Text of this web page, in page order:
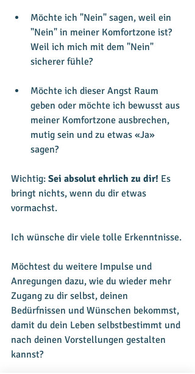
Möchte ich "Nein" sagen, weil ein
"Nein" in meiner Komfortzone ist?
Weil ich mich mit dem "Nein"
sicherer fühle?
Möchte ich dieser Angst Raum
geben oder möchte ich bewusst aus
meiner Komfortzone ausbrechen,
mutig sein und zu etwas «Ja»
sagen?
Wichtig: Sei absolut ehrlich zu dir! Es
bringt nichts, wenn du dir etwas
vormachst.
Ich wünsche dir viele tolle Erkenntnisse.
Möchtest du weitere Impulse und
Anregungen dazu, wie du wieder mehr
Zugang zu dir selbst, deinen
Bedürfnissen und Wünschen bekommst,
damit du dein Leben selbstbestimmt und
nach deinen Vorstellungen gestalten
kannst?